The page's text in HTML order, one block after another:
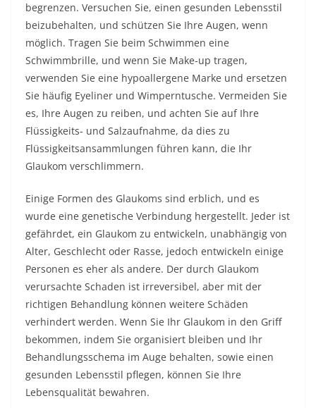
begrenzen. Versuchen Sie, einen gesunden Lebensstil
beizubehalten, und schützen Sie Ihre Augen, wenn
möglich. Tragen Sie beim Schwimmen eine
Schwimmbrille, und wenn Sie Make-up tragen,
verwenden Sie eine hypoallergene Marke und ersetzen
Sie häufig Eyeliner und Wimperntusche. Vermeiden Sie
es, Ihre Augen zu reiben, und achten Sie auf Ihre
Flüssigkeits- und Salzaufnahme, da dies zu
Flüssigkeitsansammlungen führen kann, die Ihr
Glaukom verschlimmern.
Einige Formen des Glaukoms sind erblich, und es
wurde eine genetische Verbindung hergestellt. Jeder ist
gefährdet, ein Glaukom zu entwickeln, unabhängig von
Alter, Geschlecht oder Rasse, jedoch entwickeln einige
Personen es eher als andere. Der durch Glaukom
verursachte Schaden ist irreversibel, aber mit der
richtigen Behandlung können weitere Schäden
verhindert werden. Wenn Sie Ihr Glaukom in den Griff
bekommen, indem Sie organisiert bleiben und Ihr
Behandlungsschema im Auge behalten, sowie einen
gesunden Lebensstil pflegen, können Sie Ihre
Lebensqualität bewahren.